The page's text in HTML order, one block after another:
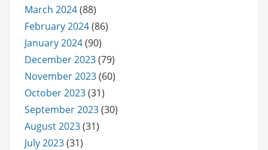
March 2024(88)
February 2024(86)
January 2024(90)
December 2023(79)
November 2023(60)
October 2023(31)
September 2023(30)
August 2023(31)
July 2023(31)